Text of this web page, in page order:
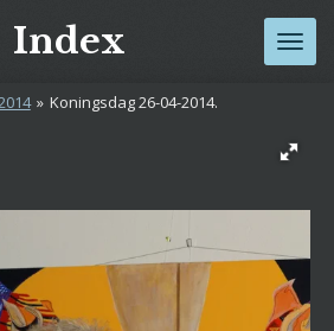
Index
» Koningsdag 26-04-2014.